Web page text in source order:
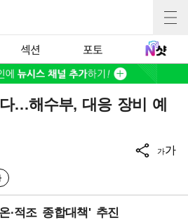
섹션 포토
…해수부, 대응 장비 예
가가
·적조 종합대책' 추진